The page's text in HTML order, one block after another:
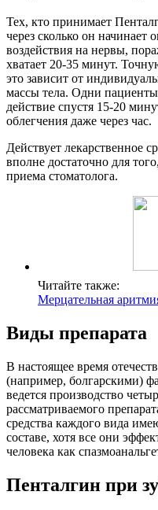
Тех, кто принимает
через сколько он
воздействия на нервы,
хватает 20-35 минут.
это зависит от
массы тела. Одни
действие спустя 15-20
облегчения даже через час.
Действует лекарственное
вполне достаточно для
приема стоматолога.
Читайте также:
Мерцательная
Виды препарата
В настоящее время
(например, болгарскими)
ведется производство
рассматриваемого
средства каждого вида
составе, хотя все они
человека как
Пенталгин при